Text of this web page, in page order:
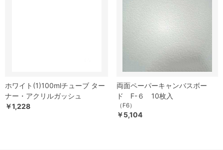
ホワイト(1)100mlチューブ ター
ナー・アクリルガッシュ
￥1,228
両面ペーパーキャンバスボー
ド F-６ 10枚入
（F6）
￥5,104